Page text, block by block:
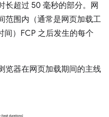
长超过 50 毫秒的部分。网
范围内（通常是网页加载工
间）FCP 之后发生的每个
览器在网页加载期间的主线